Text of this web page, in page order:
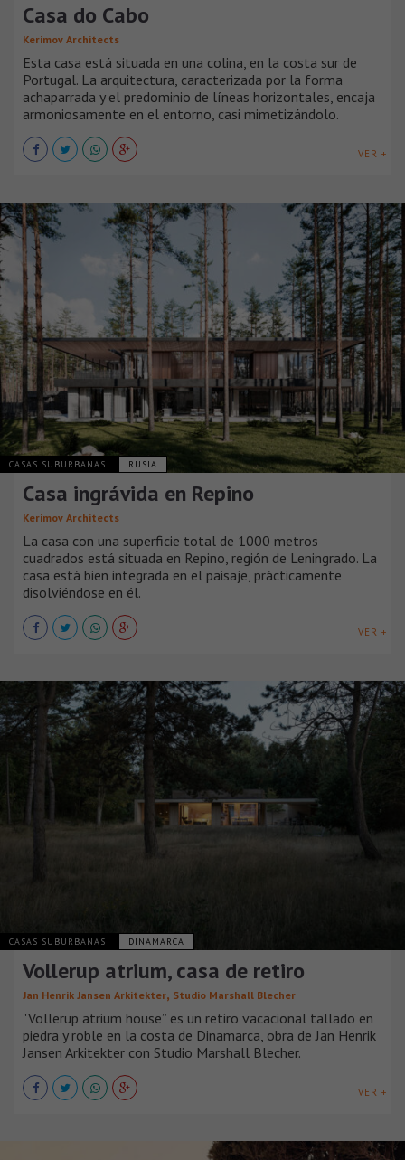
Casa do Cabo
Kerimov Architects
Esta casa está situada en una colina, en la costa sur de
Portugal. La arquitectura, caracterizada por la forma
achaparrada y el predominio de líneas horizontales, encaja
armoniosamente en el entorno, casi mimetizándolo.
VER +
CASAS SUBURBANAS RUSIA
Casa ingrávida en Repino
Kerimov Architects
La casa con una superficie total de 1000 metros
cuadrados está situada en Repino, región de Leningrado. La
casa está bien integrada en el paisaje, prácticamente
disolviéndose en él.
VER +
CASAS SUBURBANAS DINAMARCA
Vollerup atrium, casa de retiro
Jan Henrik Jansen Arkitekter, Studio Marshall Blecher
"Vollerup atrium house” es un retiro vacacional tallado en
piedra y roble en la costa de Dinamarca, obra de Jan Henrik
Jansen Arkitekter con Studio Marshall Blecher.
VER +